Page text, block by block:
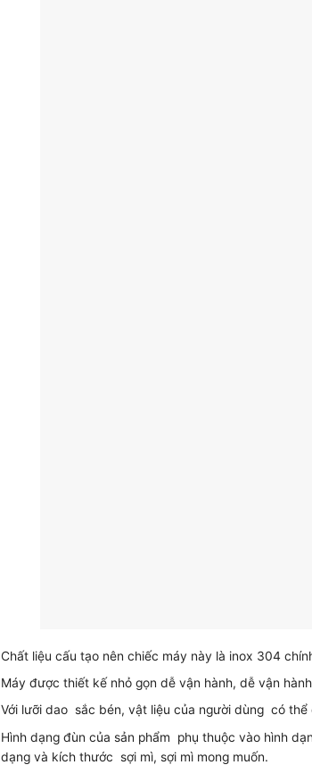
Chất liệu cấu tạo nên chiếc máy này là inox 304
Máy được thiết kế nhỏ gọn dễ vận hành, dễ vận
Với lưỡi dao sắc bén, vật liệu của người dùng có
Hình dạng đùn của sản phẩm phụ thuộc vào hình
dạng và kích thước sợi mì, sợi mì mong muốn.